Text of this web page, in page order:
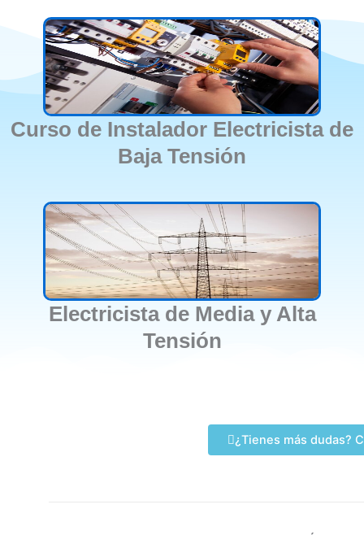
Curso de Instalador Electricista de
Baja Tensión
Electricista de Media y Alta
Tensión
¿Tienes más dudas?